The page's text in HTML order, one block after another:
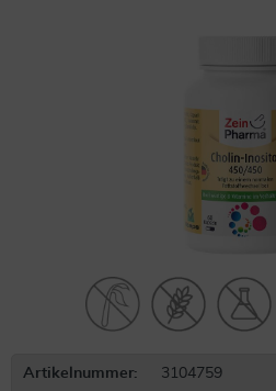
Artikelnummer:
3104759